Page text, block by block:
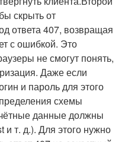
скрыть от
ответа 407, возвращая
с ошибкой. Это
не смогут понять,
Даже если
и пароль для этого
схемы
данные должны
т. д.). Для этого нужно